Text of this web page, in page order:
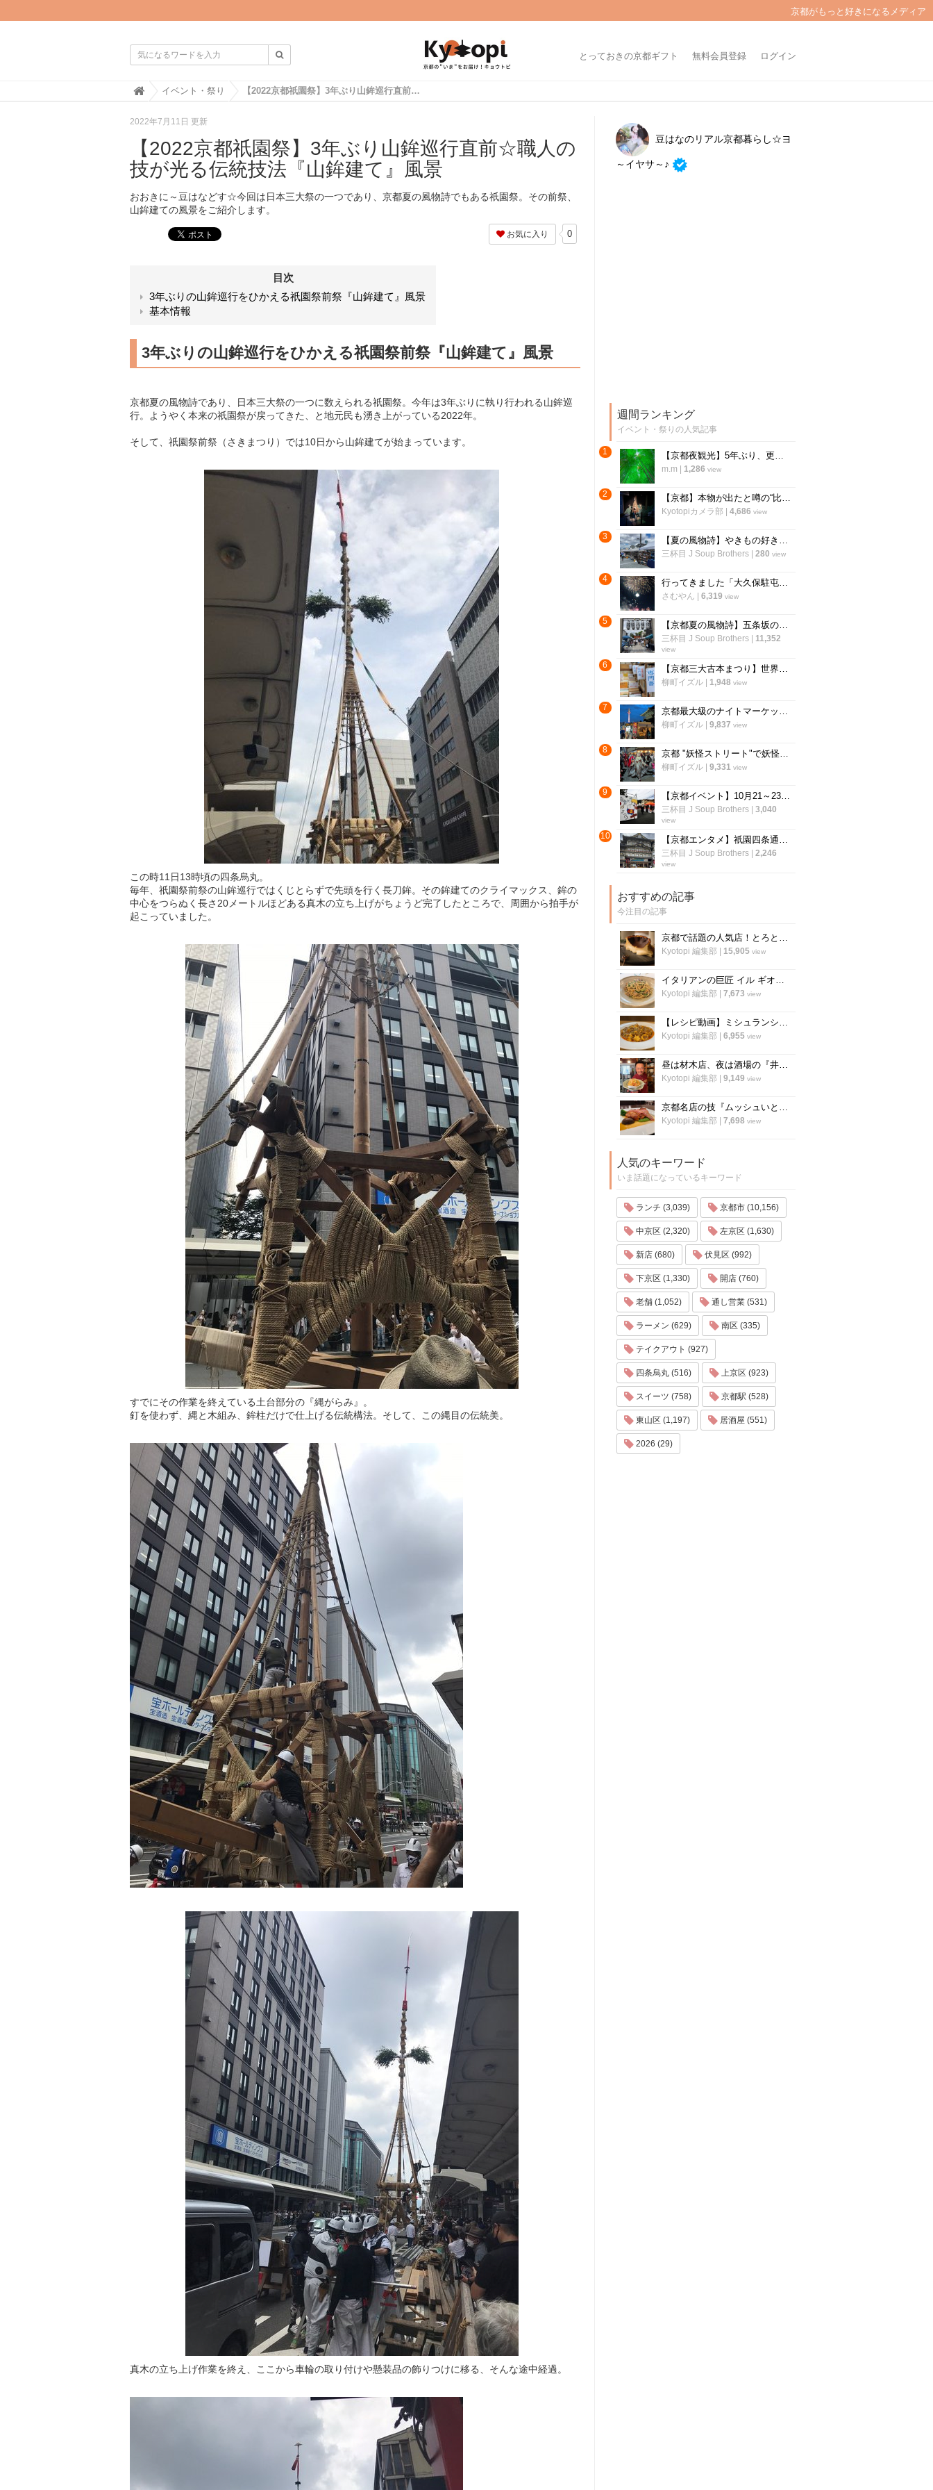
京都がもっと好きになるメディア
とっておきの京都ギフト 無料会員登録 ログイン
H
e
イベント・祭り 【2022京都祇園祭】3年ぶり山鉾巡行直前☆職人の技が光る伝統技法『山鉾建て』風景
2022年7月11日 更新
【2022京都祇園祭】3年ぶり山鉾巡行直前☆職人の
技が光る伝統技法『山鉾建て』風景
おおきに～豆はなどす☆今回は日本三大祭の一つであり、京都夏の風物詩でもある祇園祭。その前祭、
山鉾建ての風景をご紹介します。
お気に入り 0
目次
3年ぶりの山鉾巡行をひかえる祇園祭前祭『山鉾建て』風景
基本情報
3年ぶりの山鉾巡行をひかえる祇園祭前祭『山鉾建て』風景
京都夏の風物詩であり、日本三大祭の一つに数えられる祇園祭。今年は3年ぶりに執り行われる山鉾巡
行。ようやく本来の祇園祭が戻ってきた、と地元民も湧き上がっている2022年。
そして、祇園祭前祭（さきまつり）では10日から山鉾建てが始まっています。
この時11日13時頃の四条烏丸。
毎年、祇園祭前祭の山鉾巡行ではくじとらずで先頭を行く長刀鉾。その鉾建てのクライマックス、鉾の
中心をつらぬく長さ20メートルほどある真木の立ち上げがちょうど完了したところで、周囲から拍手が
起こっていました。
すでにその作業を終えている土台部分の『縄がらみ』。
釘を使わず、縄と木組み、鉾柱だけで仕上げる伝統構法。そして、この縄目の伝統美。
真木の立ち上げ作業を終え、ここから車輪の取り付けや懸装品の飾りつけに移る、そんな途中経過。
豆はなのリアル京都暮らし☆ヨ
～イヤサ～♪
週間ランキング
イベント・祭りの人気記事
1 【京都夜観光】5年ぶり、更に進化を遂げて復活 幻想的な癒しのライトアップ「東山観月路」
m.m 1,286 view
2 【京都】本物が出たと噂の“比叡山お化け屋敷”が26年ぶりに復活！あの恐怖体験が蘇る
Kyotopiカメラ部 4,686 view
3 【夏の風物詩】やきもの好きよ、京都へ集え！清水焼の五条坂名物イベント「五条若宮陶器祭」
三杯目 J Soup Brothers| 280 view
4 行ってきました「大久保駐屯地夏まつり」8/9は「桂駐屯地納涼夏祭り」開催【イベント】
さむやん 6,319 view
5 【京都夏の風物詩】五条坂の名物イベント『陶器まつり』が名称改め再始動「五条若宮陶器祭」
三杯目 J Soup Brothers| 11,352
view
6 【京都三大古本まつり】世界遺産・下鴨神社の糺の森で毎年恒例「下鴨納涼古本まつり」が開催
柳町イズル| 1,948 view
7 京都最大級のナイトマーケット「京都夜市」が東本願寺前で開催
柳町イズル| 9,837 view
8 京都 "妖怪ストリート"で妖怪フリマ「モノノケ市」&「一条百鬼夜行」開催！
柳町イズル| 9,331 view
9 【京都イベント】10月21～23日開催☆京都最大級の大陶器市「清水焼の郷まつり」
三杯目 J Soup Brothers| 3,040
view
10 【京都エンタメ】祇園四条通り歌舞伎発祥地『京都南座』の夏以降が熱い！注目作品続々☆
三杯目 J Soup Brothers| 2,246
view
おすすめの記事
今注目の記事
京都で話題の人気店！とろとろ濃厚バスクチーズケーキの作り方〜「フォーチュンガーデン京都」
Kyotopi 編集部 15,905 view
イタリアンの巨匠 イル ギオットーネ笹島シェフ直伝「ボンゴレビアンコ」の作り方
Kyotopi 編集部 7,673 view
【レシピ動画】ミシュランシェフ直伝レシピ！絶品、麻婆豆腐の作り方『中国料理 菜格』
Kyotopi 編集部 6,955 view
昼は材木店、夜は酒場の『井倉木材』が教える「裏技チャーハン（焼き飯）」の作り方！
Kyotopi 編集部 9,149 view
京都名店の技『ムッシュいとう』の総料理長直伝「チキンステーキ」の焼き方
Kyotopi 編集部 7,698 view
人気のキーワード
いま話題になっているキーワード
ランチ (3,039) 京都市 (10,156)
中京区 (2,320) 左京区 (1,630)
新店 (680) 伏見区 (992)
下京区 (1,330) 開店 (760)
老舗 (1,052) 通し営業 (531)
ラーメン (629) 南区 (335)
テイクアウト (927)
四条烏丸 (516) 上京区 (923)
スイーツ (758) 京都駅 (528)
東山区 (1,197) 居酒屋 (551)
2026 (29)